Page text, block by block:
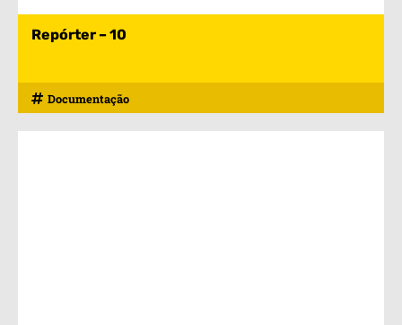
Repórter – 10
Documentação